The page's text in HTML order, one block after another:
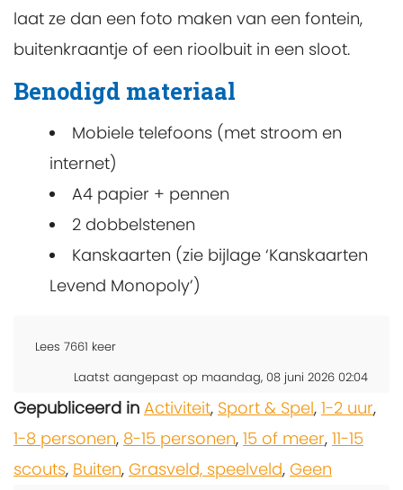
laat ze dan een foto maken van een fontein,
buitenkraantje of een rioolbuit in een sloot.
Benodigd materiaal
Mobiele telefoons (met stroom en
internet)
A4 papier + pennen
2 dobbelstenen
Kanskaarten (zie bijlage ‘Kanskaarten
Levend Monopoly’)
Lees 7661 keer
Laatst aangepast op maandag, 08 juni 2026 02:04
Gepubliceerd in Activiteit, Sport & Spel, 1-2 uur,
1-8 personen, 8-15 personen, 15 of meer, 11-15
scouts, Buiten, Grasveld, speelveld, Geen